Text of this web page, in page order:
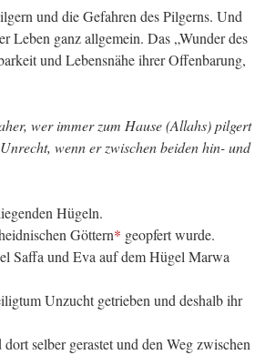
und die Gefahren des Pilgerns. Und
Leben ganz allgemein. Das „Wunder des
und Lebensnähe ihrer Offenbarung,
wer immer zum Hause (Allahs) pilgert
wenn er zwischen beiden hin- und
Hügeln.
Göttern* geopfert wurde.
Saffa und Eva auf dem Hügel Marwa
Unzucht getrieben und deshalb ihr
selber gerastet und den Weg zwischen